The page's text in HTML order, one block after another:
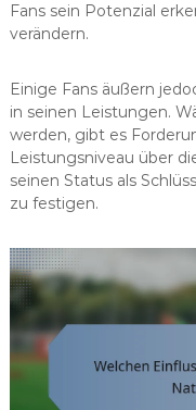
Fans sein Potenzial
verändern.
Einige Fans äußern
in seinen Leistungen.
werden, gibt es
Leistungsniveau über
seinen Status als
zu festigen.